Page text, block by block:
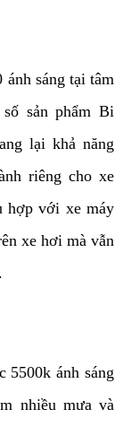
sáng tại tâm
sản phẩm Bi
lại khả năng
riêng cho xe
hợp với xe máy
xe hơi mà vẫn
ánh sáng
nhiều mưa và